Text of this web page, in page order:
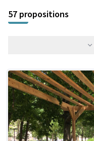
57 propositions